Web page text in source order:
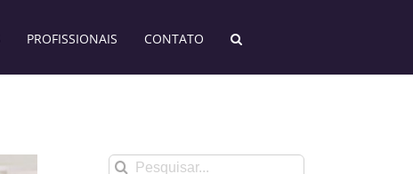
PROFISSIONAIS CONTATO
Buscar